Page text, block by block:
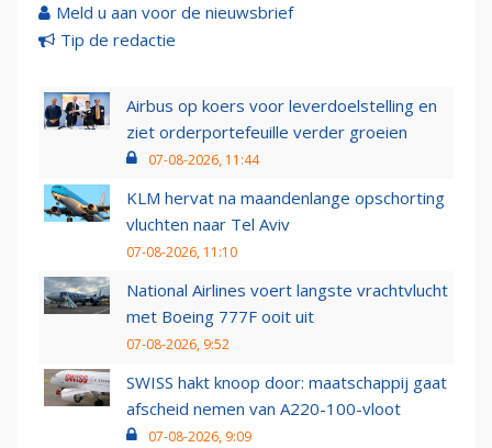
Meld u aan voor de nieuwsbrief
Tip de redactie
Airbus op koers voor leverdoelstelling en
ziet orderportefeuille verder groeien
07-08-2026, 11:44
KLM hervat na maandenlange opschorting
vluchten naar Tel Aviv
07-08-2026, 11:10
National Airlines voert langste vrachtvlucht
met Boeing 777F ooit uit
07-08-2026, 9:52
SWISS hakt knoop door: maatschappij gaat
afscheid nemen van A220-100-vloot
07-08-2026, 9:09